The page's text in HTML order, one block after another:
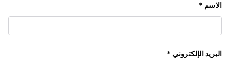
الاسم *
البريد الإلكتروني *